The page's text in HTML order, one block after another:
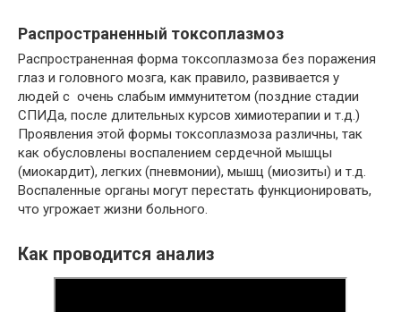
Распространенный токсоплазмоз
Распространенная форма токсоплазмоза без поражения
глаз и головного мозга, как правило, развивается у
людей с очень слабым иммунитетом (поздние стадии
СПИДа, после длительных курсов химиотерапии и т.д.)
Проявления этой формы токсоплазмоза различны, так
как обусловлены воспалением сердечной мышцы
(миокардит), легких (пневмонии), мышц (миозиты) и т.д.
Воспаленные органы могут перестать функционировать,
что угрожает жизни больного.
Как проводится анализ